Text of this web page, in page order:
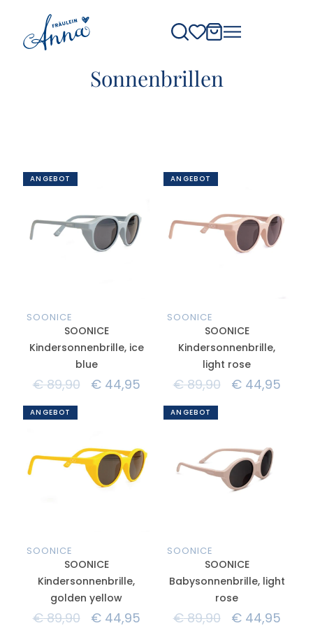
Sonnenbrillen
ANGEBOT
SOONICE
SOONICE
Kindersonnenbrille, ice
blue
€89,90 €44,95
ANGEBOT
SOONICE
SOONICE
Kindersonnenbrille,
light rose
€89,90 €44,95
ANGEBOT
SOONICE
SOONICE
Kindersonnenbrille,
golden yellow
€89,90 €44,95
ANGEBOT
SOONICE
SOONICE
Babysonnenbrille, light
rose
€89,90 €44,95